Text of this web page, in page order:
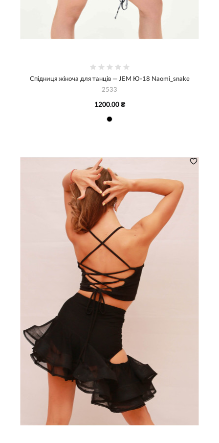
Спідниця жіноча для танців — JEM Ю-18 Naomi_snake
2533
1200.00 ₴